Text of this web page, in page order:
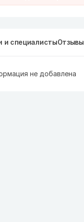
и специалистыОтзывы
не добавлена